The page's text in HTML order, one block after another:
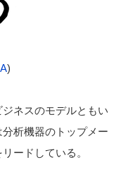
)
ネスのモデルともい
析機器のトップメー
ードしている。